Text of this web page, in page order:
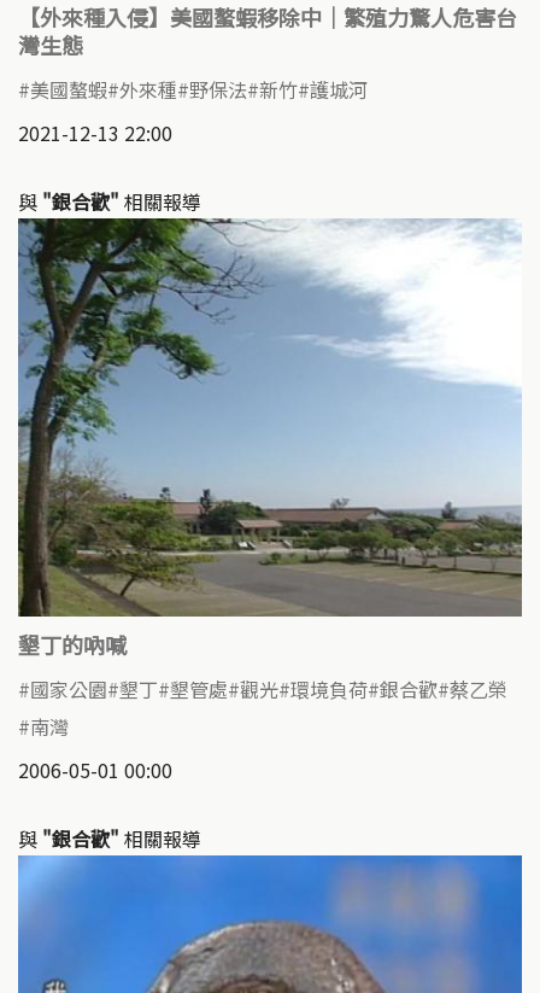
【外來種入侵】美國螯蝦移除中｜繁殖力驚人危害台
灣生態
美國螯蝦 外來種 野保法 新竹 護城河
2021-12-13 22:00
與 "銀合歡" 相關報導
墾丁的吶喊
國家公園 墾丁 墾管處 觀光 環境負荷 銀合歡 蔡乙榮
南灣
2006-05-01 00:00
與 "銀合歡" 相關報導